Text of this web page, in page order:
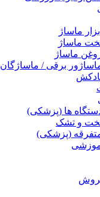
ابزار ماساژ
ماساژ
ماساژ
برقی / ماساژگان
ها (پزشکی)
و تشک
(پزشکی)